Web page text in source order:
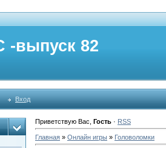
выпуск 82
Вход
Приветствую Вас Гость· RSS
Главная» Онлайн игры» Головоломки